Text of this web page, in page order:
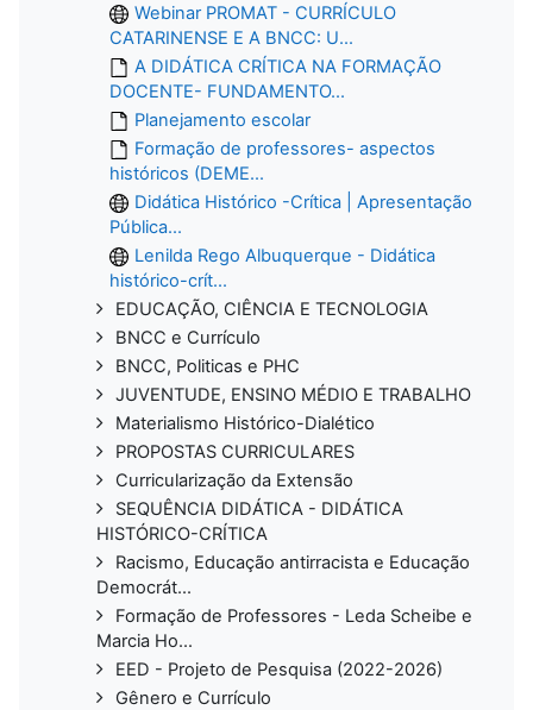
Webinar PROMAT - CURRÍCULO
CATARINENSE E A BNCC: U...
A DIDÁTICA CRÍTICA NA FORMAÇÃO
DOCENTE- FUNDAMENTO...
Planejamento escolar
Formação de professores- aspectos
históricos (DEME...
Didática Histórico -Crítica | Apresentação
Pública...
Lenilda Rego Albuquerque - Didática
histórico-crít...
EDUCAÇÃO, CIÊNCIA E TECNOLOGIA
BNCC e Currículo
BNCC, Politicas e PHC
JUVENTUDE, ENSINO MÉDIO E TRABALHO
Materialismo Histórico-Dialético
PROPOSTAS CURRICULARES
Curricularização da Extensão
SEQUÊNCIA DIDÁTICA - DIDÁTICA
HISTÓRICO-CRÍTICA
Racismo, Educação antirracista e Educação
Democrát...
Formação de Professores - Leda Scheibe e
Marcia Ho...
EED - Projeto de Pesquisa (2022-2026)
Gênero e Currículo